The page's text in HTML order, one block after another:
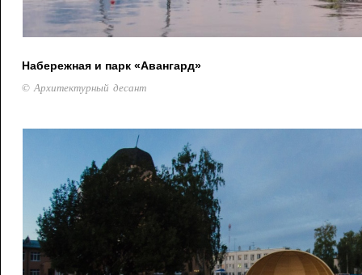
Набережная и парк «Авангард»
© Архитектурный десант